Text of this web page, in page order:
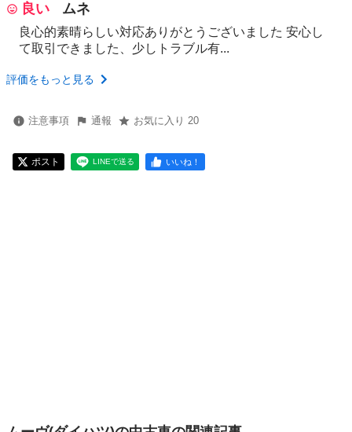
良い ムネ
良心的素晴らしい対応ありがとうございました 安心し
て取引できました、少しトラブル有...
評価をもっと見る
注意事項 通報 お気に入り 20
ポスト LINEで送る いいね！